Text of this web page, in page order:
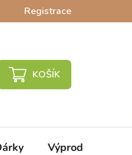
Registrace
NÁKUPNÍ
Výprodej %